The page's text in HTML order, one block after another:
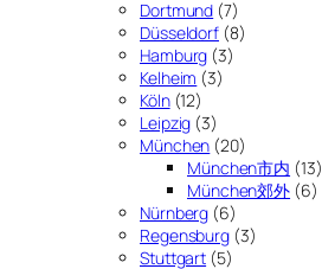
Dortmund (7)
Düsseldorf (8)
Hamburg (3)
Kelheim (3)
Köln(12)
Leipzig (3)
München (20)
München市内 (13)
München郊外 (6)
Nürnberg (6)
Regensburg (3)
Stuttgart (5)